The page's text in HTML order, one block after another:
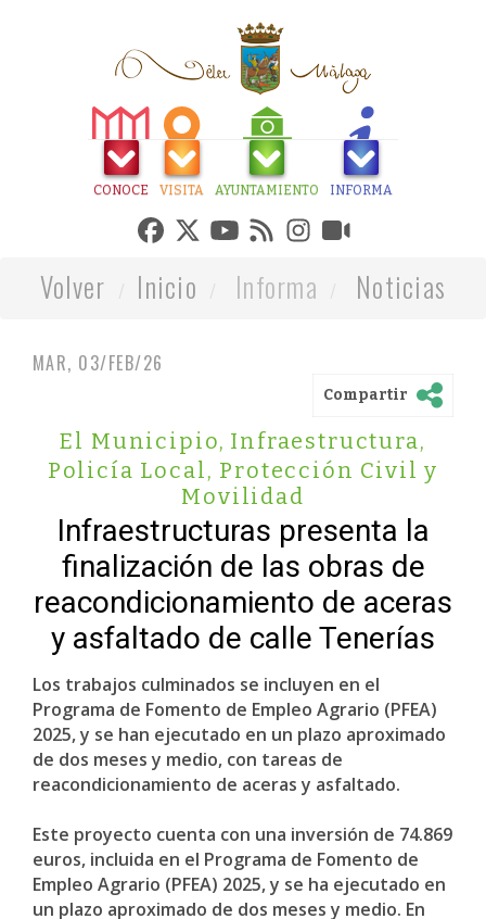
CONOCE VISITA AYUNTAMIENTO INFORMA
Volver Inicio Informa Noticias
MAR, 03/FEB/26
Compartir
El Municipio, Infraestructura,
Policía Local, Protección Civil y
Movilidad
Infraestructuras presenta la
finalización de las obras de
reacondicionamiento de aceras
y asfaltado de calle Tenerías
Los trabajos culminados se incluyen en el
Programa de Fomento de Empleo Agrario (PFEA)
2025, y se han ejecutado en un plazo aproximado
de dos meses y medio, con tareas de
reacondicionamiento de aceras y asfaltado.
Este proyecto cuenta con una inversión de 74.869
euros, incluida en el Programa de Fomento de
Empleo Agrario (PFEA) 2025, y se ha ejecutado en
un plazo aproximado de dos meses y medio. En